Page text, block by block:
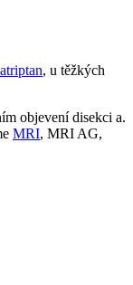
, u těžkých
objevení disekci a.
MRI, MRI AG,